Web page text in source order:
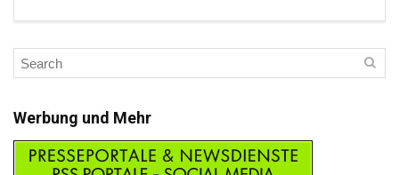
Werbung und Mehr